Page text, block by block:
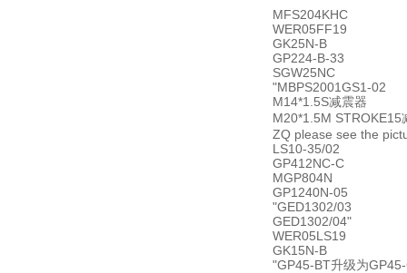
MFS204KHC
WER05FF19
GK25N-B
GP224-B-33
SGW25NC
"MBPS2001GS1-02
M14*1.5S减震器
M20*1.5M STROKE15
ZQ please see the
LS10-35/02
GP412NC-C
MGP804N
GP1240N-05
"GED1302/03
GED1302/04"
WER05LS19
GK15N-B
"GP45-BT升级为